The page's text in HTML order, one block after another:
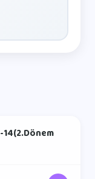
14(2.Dönem